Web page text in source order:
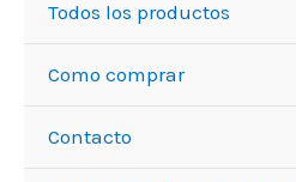
Todos los productos
Como comprar
Contacto